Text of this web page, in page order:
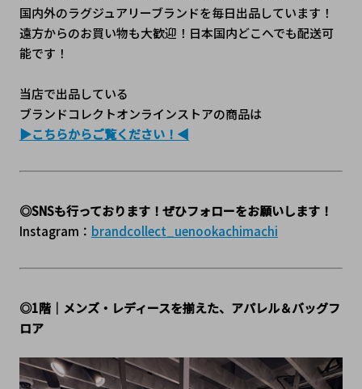
国内外のラグジュアリーブランドを毎日出品しています！
遠方からのお買い物も大歓迎！日本国内どこへでも配送可
能です！
当店で出品している
ブランドコレクトオンラインストアの商品は
▶こちらからご覧ください！◀
◎SNSも行っております！ぜひフォローをお願いします！
Instagram： brandcollect_uenookachimachi
◎1階｜メンズ・レディースを揃えた、アパレル＆バッグフ
ロア